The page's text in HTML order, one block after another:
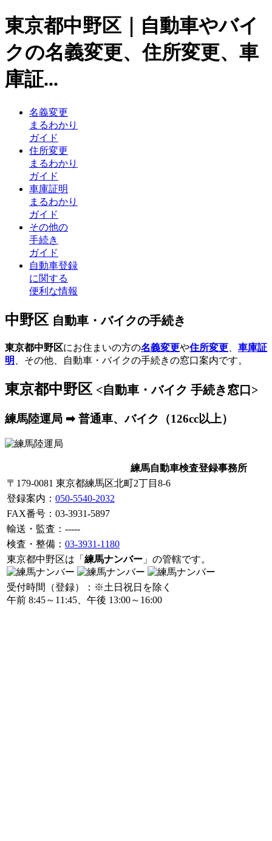
東京都中野区｜自動車やバイ
クの名義変更、住所変更、車
庫証...
名義変更
まるわかり
ガイド
住所変更
まるわかり
ガイド
車庫証明
まるわかり
ガイド
その他の
手続き
ガイド
自動車登録
に関する
便利な情報
中野区 自動車・バイクの手続き
東京都中野区にお住まいの方の名義変更や住所変更
車庫証
明
、その他、自動車・バイクの手続きの窓口案内です。
東京都中野区 <自動車・バイク 手続き窓口>
練馬陸運局 ➡ 普通車、バイク（126cc以上）
練馬自動車検査登録事務所
〒179-0081 東京都練馬区北町2丁目8-6
登録案内 ： 050-5540-2032
FAX番号：03-3931-5897
輸送・監査：-----
検査・整備： 03-3931-1180
東京都中野区は「 練馬ナンバー 」の管轄です。
受付時間（登録）：※土日祝日を除く
午前 8:45～11:45、午後 13:00～16:00